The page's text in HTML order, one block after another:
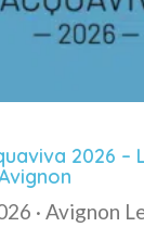
2026 –
· Avignon